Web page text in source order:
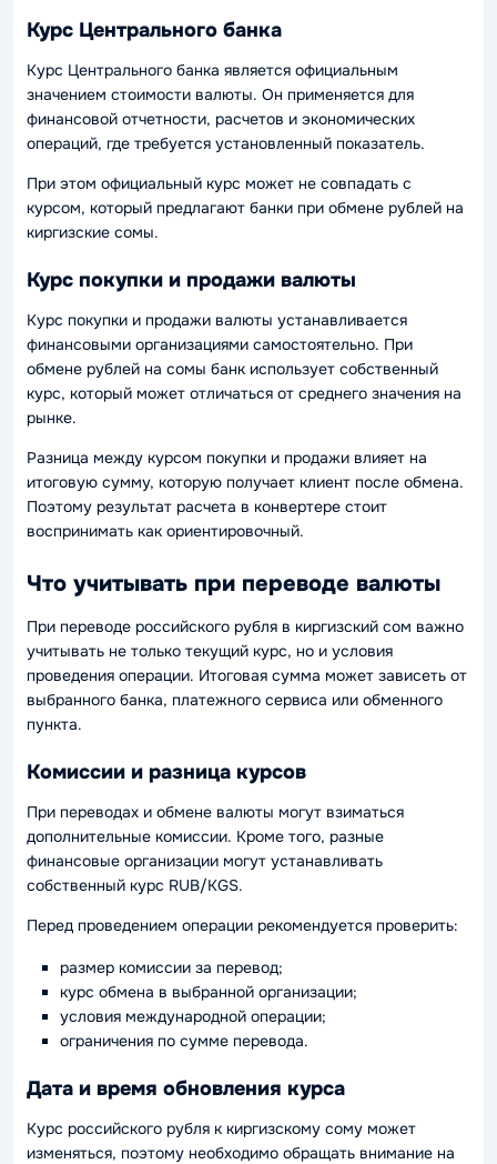
Курс Центрального банка
Курс Центрального банка является официальным
значением стоимости валюты. Он применяется для
финансовой отчетности, расчетов и экономических
операций, где требуется установленный показатель.
При этом официальный курс может не совпадать с
курсом, который предлагают банки при обмене рублей на
киргизские сомы.
Курс покупки и продажи валюты
Курс покупки и продажи валюты устанавливается
финансовыми организациями самостоятельно. При
обмене рублей на сомы банк использует собственный
курс, который может отличаться от среднего значения на
рынке.
Разница между курсом покупки и продажи влияет на
итоговую сумму, которую получает клиент после обмена.
Поэтому результат расчета в конвертере стоит
воспринимать как ориентировочный.
Что учитывать при переводе валюты
При переводе российского рубля в киргизский сом важно
учитывать не только текущий курс, но и условия
проведения операции. Итоговая сумма может зависеть от
выбранного банка, платежного сервиса или обменного
пункта.
Комиссии и разница курсов
При переводах и обмене валюты могут взиматься
дополнительные комиссии. Кроме того, разные
финансовые организации могут устанавливать
собственный курс RUB/KGS.
Перед проведением операции рекомендуется проверить:
размер комиссии за перевод;
курс обмена в выбранной организации;
условия международной операции;
ограничения по сумме перевода.
Дата и время обновления курса
Курс российского рубля к киргизскому сому может
изменяться, поэтому необходимо обращать внимание на